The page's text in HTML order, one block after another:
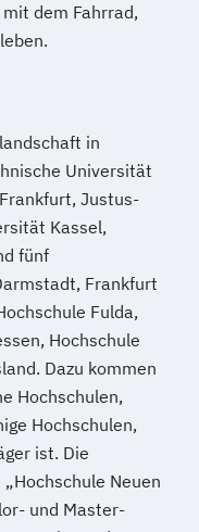
dem Fahrrad,
in
Universität
Justus-
Kassel,
fünf
Frankfurt
Fulda,
Hochschule
Dazu kommen
Hochschulen,
Hochschulen,
ist. Die
Neuen
und Master-